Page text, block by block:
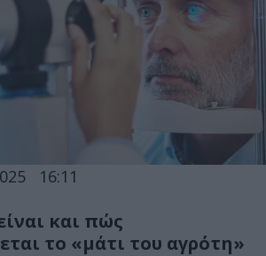
16:11
και πώς
το «μάτι του αγρότη»